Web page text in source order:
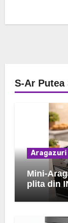
S-Ar Putea
Aragazuri
Mini-
plita din